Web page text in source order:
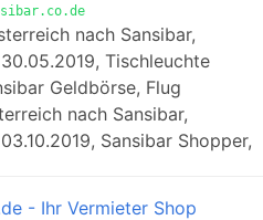
nach Sansibar,
Tischleuchte
Geldbörse, Flug
nach Sansibar,
Sansibar Shopper,
- Ihr Vermieter Shop